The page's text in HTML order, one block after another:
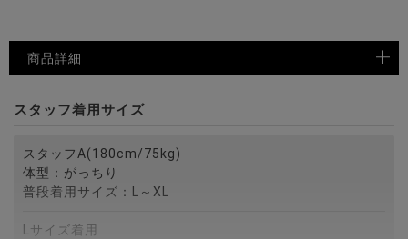
商品詳細
スタッフ着用サイズ
スタッフA(180cm/75kg)
体型：がっちり
普段着用サイズ：L～XL
Lサイズ着用